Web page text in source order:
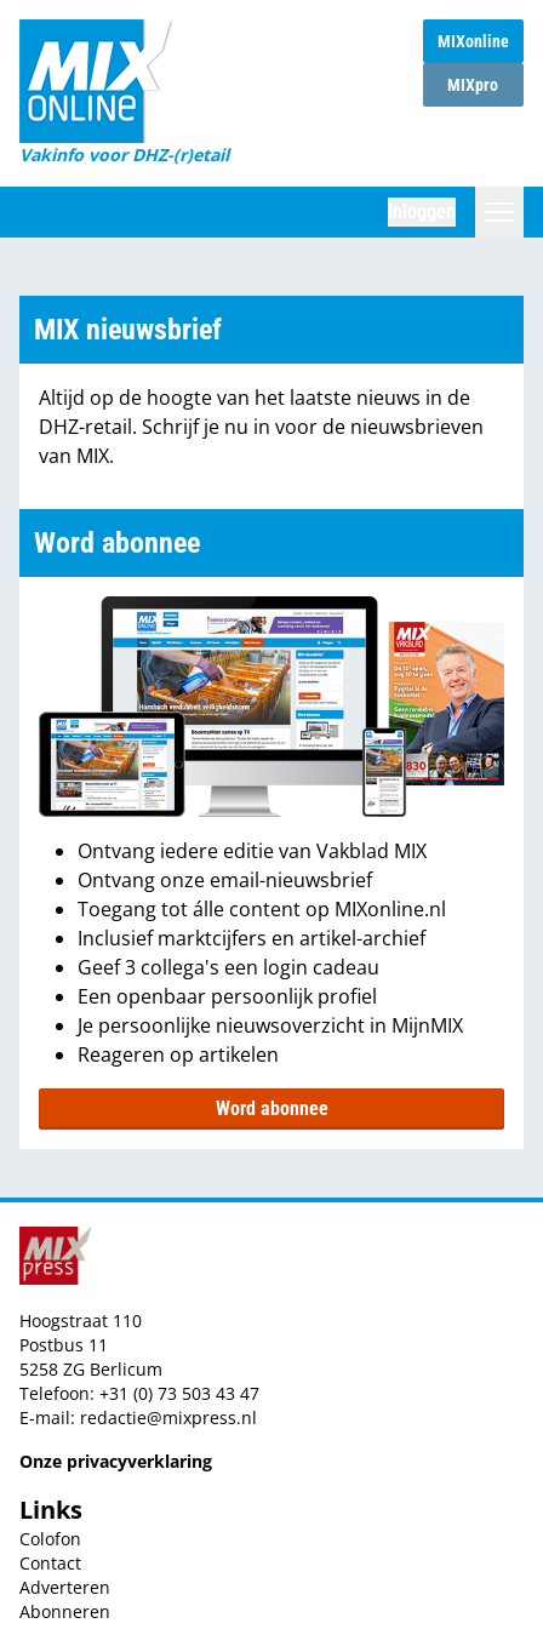
MIXonline
MIXpro
Vakinfo voor DHZ-(r)etail
Home
Magazines
DHZ Sessie
Marktcijfers
Partners
MIX nieuwsbrief
Altijd op de hoogte van het laatste nieuws in de
DHZ-retail. Schrijf je nu in voor de nieuwsbrieven
van MIX.
Word abonnee
Ontvang iedere editie van Vakblad MIX
Ontvang onze email-nieuwsbrief
Toegang tot álle content op MIXonline.nl
Inclusief marktcijfers en artikel-archief
Geef 3 collega's een login cadeau
Een openbaar persoonlijk profiel
Je persoonlijke nieuwsoverzicht in MijnMIX
Reageren op artikelen
Word abonnee
Hoogstraat 110
Postbus 11
5258 ZG Berlicum
Telefoon: +31 (0) 73 503 43 47
E-mail: redactie@mixpress.nl
Onze privacyverklaring
Links
Colofon
Contact
Adverteren
Abonneren